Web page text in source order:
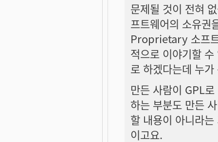
문제될 것이 전혀
프트웨어의 소유권
Proprietary 소프
적으로 이야기할
로 하겠다는데 누
만든 사람이 GPL
하는 부분도 만든
할 내용이 아니라
이고요.